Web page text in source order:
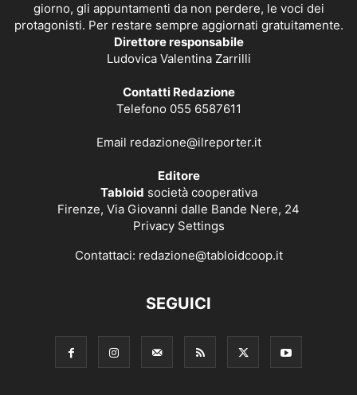
giorno, gli appuntamenti da non perdere, le voci dei
protagonisti. Per restare sempre aggiornati gratuitamente.
Direttore responsabile
Ludovica Valentina Zarrilli
Contatti Redazione
Telefono 055 6587611
Email redazione@ilreporter.it
Editore
Tabloid società cooperativa
Firenze, Via Giovanni dalle Bande Nere, 24
Privacy Settings
Contattaci: redazione@tabloidcoop.it
SEGUICI